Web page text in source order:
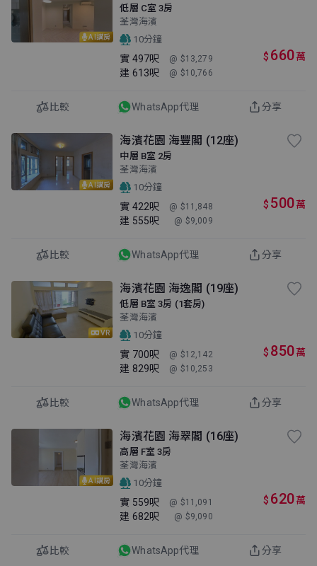
AI講房
低層 C室 3房
荃灣海濱
10分鐘
實 497呎 @ $13,279
建 613呎 @ $10,766
$ 660萬
比較 WhatsApp代理 分享
AI講房
海濱花園 海豐閣 (12座)
中層 B室 2房
荃灣海濱
10分鐘
實 422呎 @ $11,848
建 555呎 @ $9,009
$ 500萬
比較 WhatsApp代理 分享
VR
海濱花園 海逸閣 (19座)
低層 B室 3房 (1套房)
荃灣海濱
10分鐘
實 700呎 @ $12,142
建 829呎 @ $10,253
$ 850萬
比較 WhatsApp代理 分享
AI講房
海濱花園 海翠閣 (16座)
高層 F室 3房
荃灣海濱
10分鐘
實 559呎 @ $11,091
建 682呎 @ $9,090
$ 620萬
比較 WhatsApp代理 分享